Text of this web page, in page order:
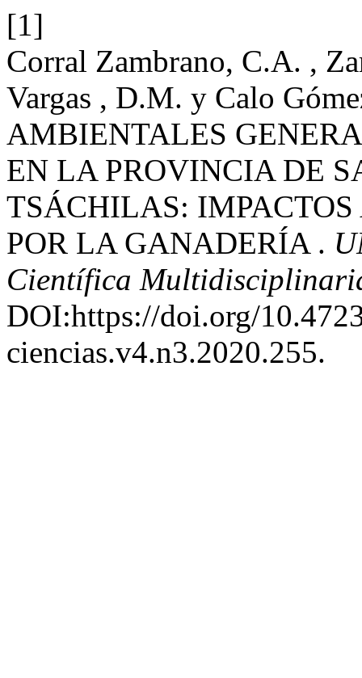
[1]
Corral Zambrano, C.A. ,
Vargas , D.M. y Calo
AMBIENTALES
EN LA PROVINCIA DE
TSÁCHILAS:
POR LA GANADERÍA .
Científica
DOI:https://doi.org/
ciencias.v4.n3.2020.255.